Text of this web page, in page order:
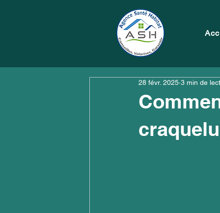
28 févr. 2025 3 min de